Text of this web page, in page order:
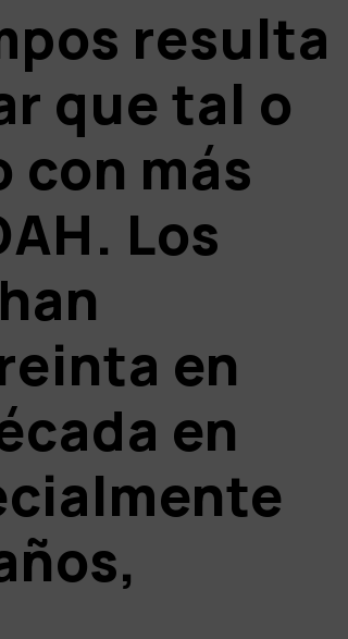
resulta
que tal o
con más
Los
en
en